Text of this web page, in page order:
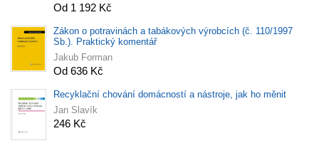
Od 1 192 Kč
Zákon o potravinách a tabákových výrobcích (č. 110/1997
Sb.). Praktický komentář
Jakub Forman
Od 636 Kč
Recyklační chování domácností a nástroje, jak ho měnit
Jan Slavík
246 Kč